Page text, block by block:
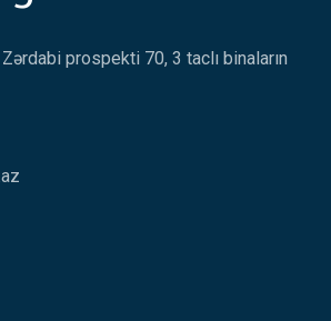
prospekti 70, 3 taclı binaların